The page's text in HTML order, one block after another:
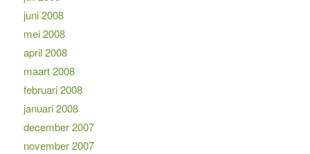
juni 2008
mei 2008
april 2008
maart 2008
februari 2008
januari 2008
december 2007
november 2007